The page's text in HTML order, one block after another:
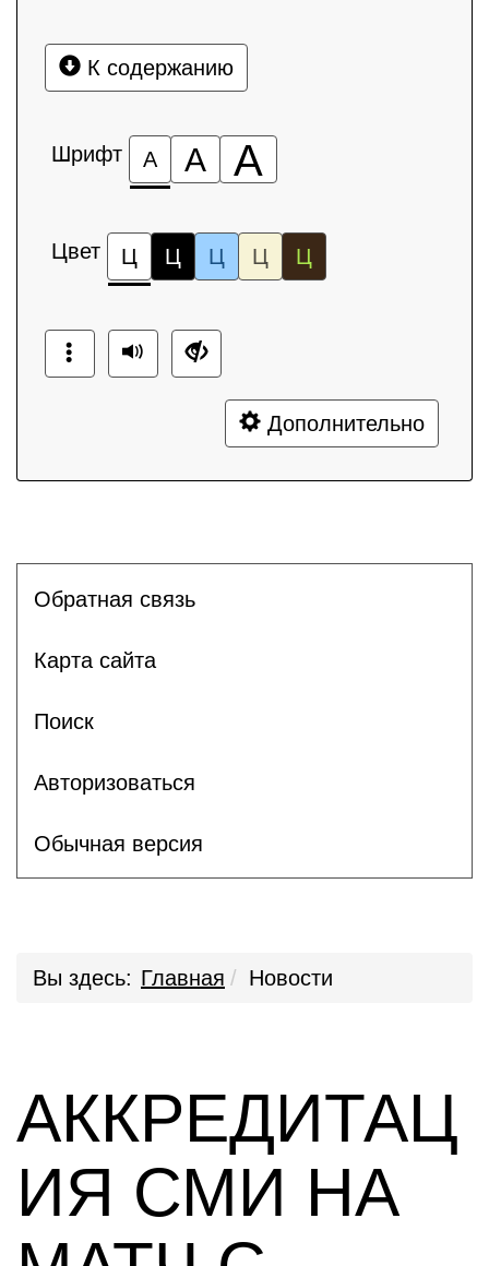
К содержанию
Шрифт А А А
Цвет Ц Ц Ц Ц Ц
Дополнительно
Обратная связь
Карта сайта
Поиск
Авторизоваться
Обычная версия
Вы здесь: Главная Новости
АККРЕДИТАЦ
ИЯ СМИ НА